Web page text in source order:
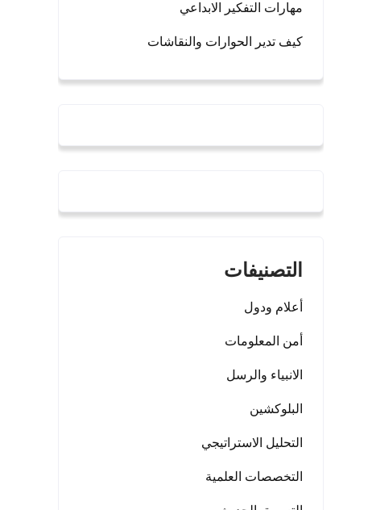
مهارات التفكير الابداعي
كيف تدير الحوارات والنقاشات
التصنيفات
أعلام ودول
أمن المعلومات
الانبياء والرسل
البلوكشين
التحليل الاستراتيجي
التخصصات العلمية